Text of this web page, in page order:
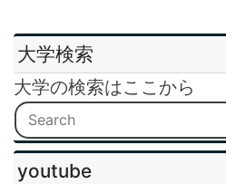
大学検索
大学の検索はここから
youtube